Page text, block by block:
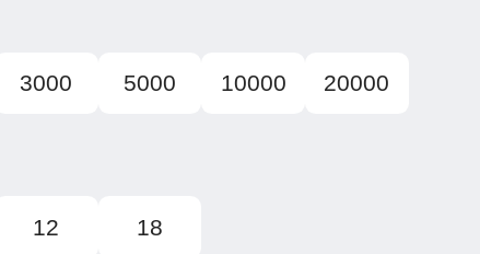
3000 5000 10000 20000
12 18